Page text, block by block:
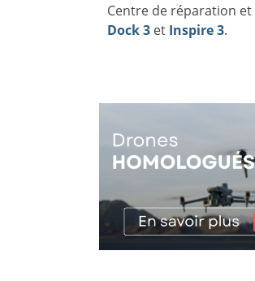
Centre de réparation
Dock 3 et Inspire 3.